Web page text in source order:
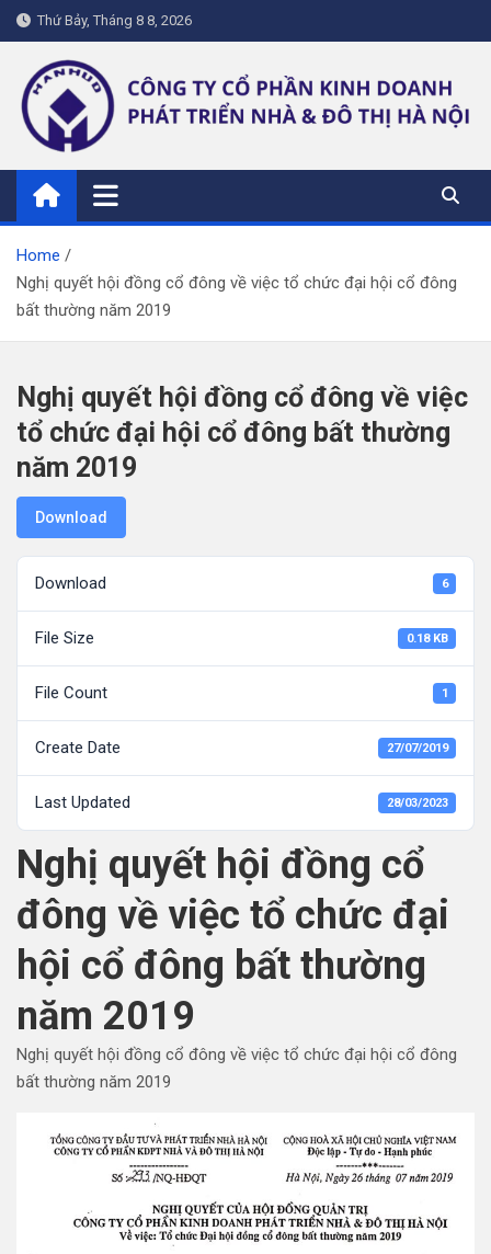
Skip
to
content
Thứ Bảy, Tháng 8 8, 2026
hanhud.vn
Home
Nghị quyết hội đồng cổ đông về việc tổ chức đại hội cổ đông
bất thường năm 2019
Nghị quyết hội đồng cổ đông về việc
tổ chức đại hội cổ đông bất thường
năm 2019
Download
Download 6
File Size 0.18 KB
File Count 1
Create Date 27/07/2019
Last Updated 28/03/2023
Nghị quyết hội đồng cổ
đông về việc tổ chức đại
hội cổ đông bất thường
năm 2019
Nghị quyết hội đồng cổ đông về việc tổ chức đại hội cổ đông
bất thường năm 2019